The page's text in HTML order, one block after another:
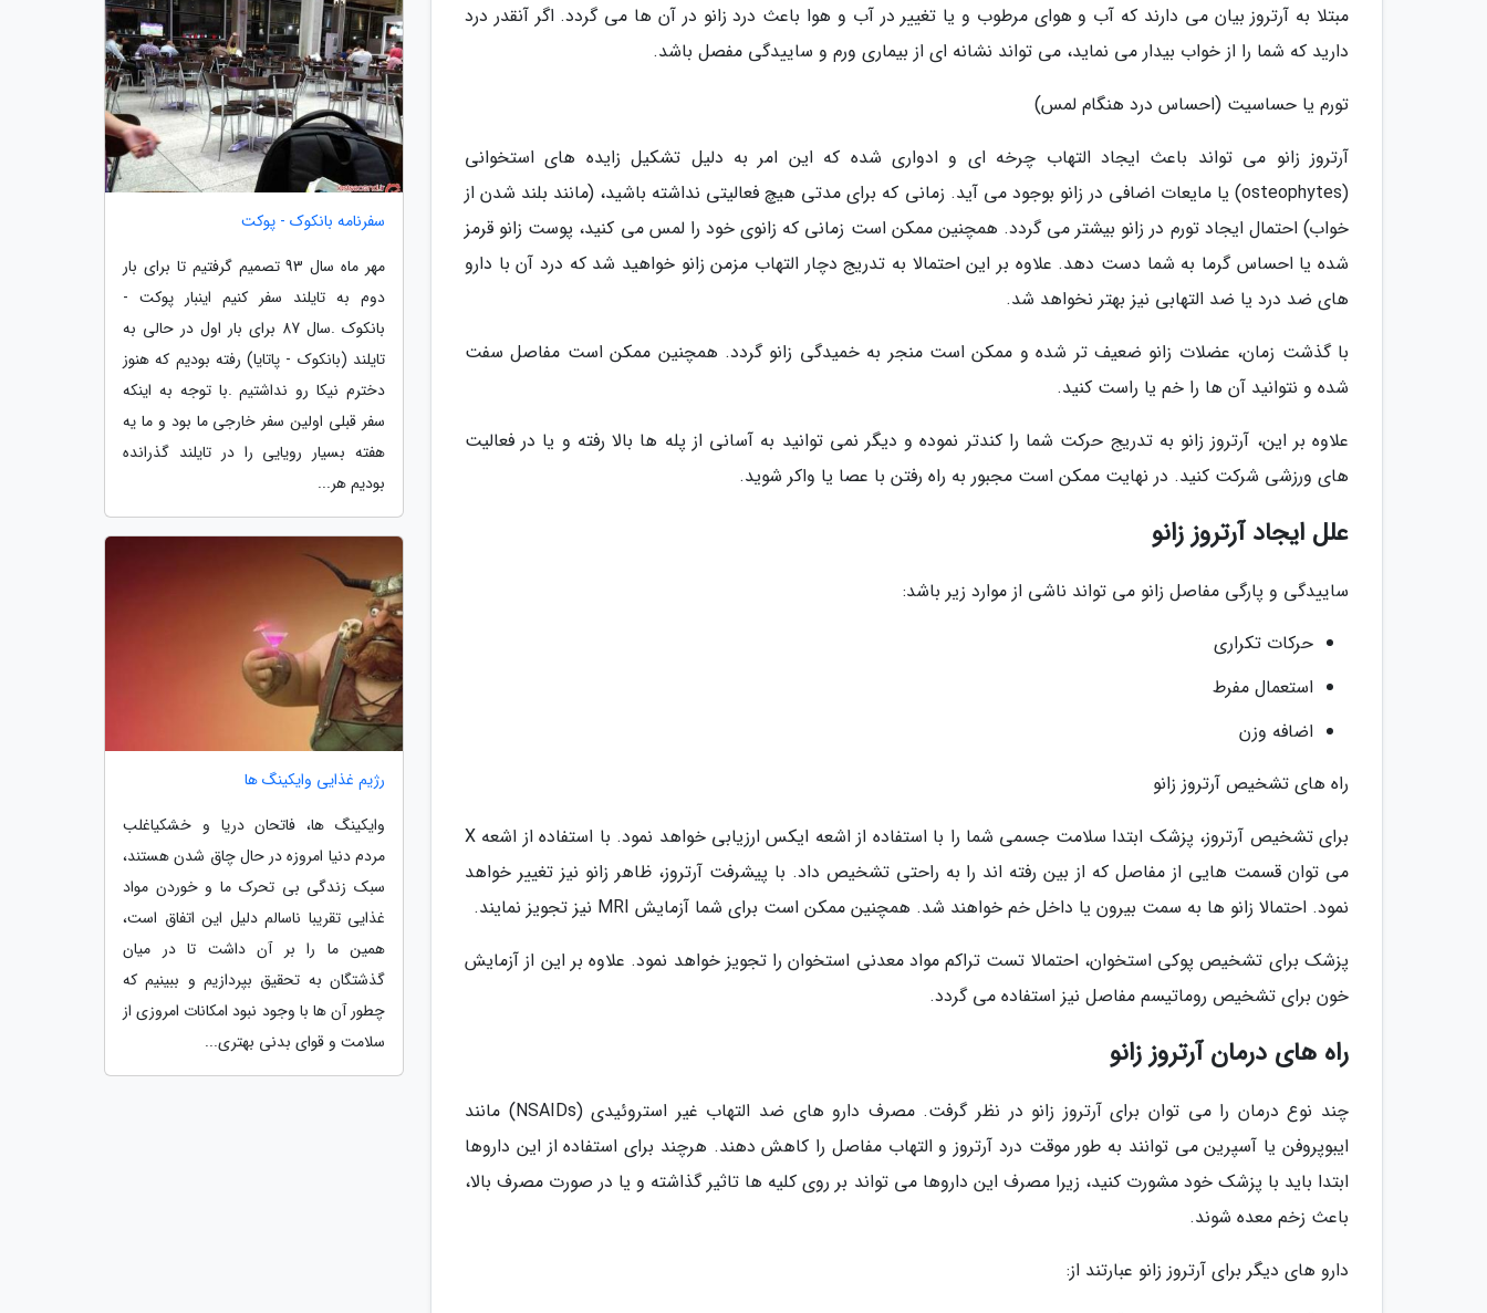
مبتلا به آرتروز بیان می دارند که آب و هوای مرطوب و یا تغییر در آب و هوا باعث درد زانو در آن ها می گردد. اگر آنقدر درد
دارید که شما را از خواب بیدار می نماید، می تواند نشانه ای از بیماری ورم و ساییدگی مفصل باشد.
تورم یا حساسیت (احساس درد هنگام لمس)
آرتروز زانو می تواند باعث ایجاد التهاب چرخه ای و ادواری شده که این امر به دلیل تشکیل زایده های استخوانی
(osteophytes) یا مایعات اضافی در زانو بوجود می آید. زمانی که برای مدتی هیچ فعالیتی نداشته باشید، (مانند بلند شدن از
خواب) احتمال ایجاد تورم در زانو بیشتر می گردد. همچنین ممکن است زمانی که زانوی خود را لمس می کنید، پوست زانو قرمز
شده یا احساس گرما به شما دست دهد. علاوه بر این احتمالا به تدریج دچار التهاب مزمن زانو خواهید شد که درد آن با دارو
های ضد درد یا ضد التهابی نیز بهتر نخواهد شد.
با گذشت زمان، عضلات زانو ضعیف تر شده و ممکن است منجر به خمیدگی زانو گردد. همچنین ممکن است مفاصل سفت
شده و نتوانید آن ها را خم یا راست کنید.
علاوه بر این، آرتروز زانو به تدریج حرکت شما را کندتر نموده و دیگر نمی توانید به آسانی از پله ها بالا رفته و یا در فعالیت
های ورزشی شرکت کنید. در نهایت ممکن است مجبور به راه رفتن با عصا یا واکر شوید.
علل ایجاد آرتروز زانو
ساییدگی و پارگی مفاصل زانو می تواند ناشی از موارد زیر باشد:
حرکات تکراری
استعمال مفرط
اضافه وزن
راه های تشخیص آرتروز زانو
برای تشخیص آرتروز، پزشک ابتدا سلامت جسمی شما را با استفاده از اشعه ایکس ارزیابی خواهد نمود. با استفاده از اشعه X
می توان قسمت هایی از مفاصل که از بین رفته اند را به راحتی تشخیص داد. با پیشرفت آرتروز، ظاهر زانو نیز تغییر خواهد
نمود. احتمالا زانو ها به سمت بیرون یا داخل خم خواهند شد. همچنین ممکن است برای شما آزمایش MRI نیز تجویز نمایند.
پزشک برای تشخیص پوکی استخوان، احتمالا تست تراکم مواد معدنی استخوان را تجویز خواهد نمود. علاوه بر این از آزمایش
خون برای تشخیص روماتیسم مفاصل نیز استفاده می گردد.
راه های درمان آرتروز زانو
چند نوع درمان را می توان برای آرتروز زانو در نظر گرفت. مصرف دارو های ضد التهاب غیر استروئیدی (NSAIDs) مانند
ایبوپروفن یا آسپرین می توانند به طور موقت درد آرتروز و التهاب مفاصل را کاهش دهند. هرچند برای استفاده از این داروها
ابتدا باید با پزشک خود مشورت کنید، زیرا مصرف این داروها می تواند بر روی کلیه ها تاثیر گذاشته و یا در صورت مصرف بالا،
باعث زخم معده شوند.
دارو های دیگر برای آرتروز زانو عبارتند از:
سفرنامه بانکوک - پوکت
مهر ماه سال 93 تصمیم گرفتیم تا برای بار
دوم به تایلند سفر کنیم اینبار پوکت -
بانکوک .سال 87 برای بار اول در حالی به
تایلند (بانکوک - پاتایا) رفته بودیم که هنوز
دخترم نیکا رو نداشتیم .با توجه به اینکه
سفر قبلی اولین سفر خارجی ما بود و ما یه
هفته بسیار رویایی را در تایلند گذرانده
بودیم هر...
رژیم غذایی وایکینگ ها
وایکینگ ها، فاتحان دریا و خشکیاغلب
مردم دنیا امروزه در حال چاق شدن هستند،
سبک زندگی بی تحرک ما و خوردن مواد
غذایی تقریبا ناسالم دلیل این اتفاق است،
همین ما را بر آن داشت تا در میان
گذشتگان به تحقیق بپردازیم و ببینیم که
چطور آن ها با وجود نبود امکانات امروزی از
سلامت و قوای بدنی بهتری...